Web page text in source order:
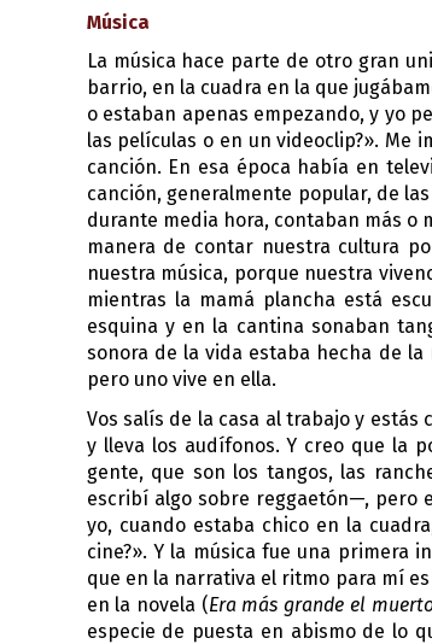
Música
La música hace parte de otro gran
barrio, en la cuadra en la que
o estaban apenas empezando, y yo
las películas o en un videoclip?». Me
canción. En esa época había en
canción, generalmente popular, de
durante media hora, contaban más o
manera de contar nuestra cultura
nuestra música, porque nuestra
mientras la mamá plancha está
esquina y en la cantina sonaban
sonora de la vida estaba hecha de
pero uno vive en ella.
Vos salís de la casa al trabajo y estás
y lleva los audífonos. Y creo que la
gente, que son los tangos, las
escribí algo sobre reggaetón—, pero
yo, cuando estaba chico en la
cine?». Y la música fue una primera
que en la narrativa el ritmo para mí
en la novela (Era más grande el
especie de puesta en abismo de lo